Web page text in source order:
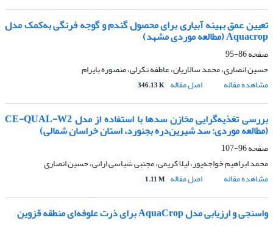
تعیین عمق بهینه آبیاری برای محصول گندم و گوجه فرنگی به‌کمک مدل
Aquacrop (مطالعه موردی مشهد)
صفحه86-95
حسین انصاری، محمد سالاریان، عاطفه تکرلی، منصوره بایرام
مشاهده مقاله
اصل مقاله 346.13 K
بررسی تغذیه‌گرایی مخازن سدها با استفاده از مدل CE-QUAL-W2
(مطالعه موردی: سد شیرین‌دره بجنورد، استان خراسان شمالی)
صفحه96-107
محمد ابراهیم خواجه‌پور، لیلا کریمی، مجتبی شیاسی ارانی، حسین انصاری
مشاهده مقاله
اصل مقاله 1.11 M
واسنجی و ارزیابی مدل AquaCrop برای ذرت علوفه‌ای منطقه قزوین